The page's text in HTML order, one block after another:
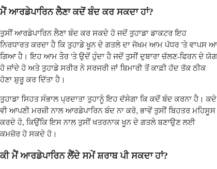
ਮੈਂ ਆਰਡੇਪਾਰਿਨ ਲੈਣਾ ਕਦੋਂ ਬੰਦ ਕਰ ਸਕਦਾ ਹਾਂ?
ਤੁਸੀਂ ਆਰਡੇਪਾਰਿਨ ਲੈਣਾ ਬੰਦ ਕਰ ਸਕਦੇ ਹੋ ਜਦੋਂ ਤੁਹਾਡਾ ਡਾਕਟਰ ਇਹ
ਨਿਰਧਾਰਤ ਕਰਦਾ ਹੈ ਕਿ ਤੁਹਾਡੇ ਖੂਨ ਦੇ ਗਤਲੇ ਦਾ ਜੋਖਮ ਆਮ ਪੱਧਰ 'ਤੇ ਵਾਪਸ ਆ
ਗਿਆ ਹੈ। ਇਹ ਆਮ ਤੌਰ 'ਤੇ ਉਦੋਂ ਹੁੰਦਾ ਹੈ ਜਦੋਂ ਤੁਸੀਂ ਦੁਬਾਰਾ ਚੱਲਣ-ਫਿਰਨ ਦੇ ਯੋਗ
ਹੋ ਜਾਂਦੇ ਹੋ ਅਤੇ ਤੁਹਾਡੇ ਸਰੀਰ ਨੇ ਸਰਜਰੀ ਜਾਂ ਬਿਮਾਰੀ ਤੋਂ ਕਾਫ਼ੀ ਹੱਦ ਤੱਕ ਠੀਕ
ਹੋਣਾ ਸ਼ੁਰੂ ਕਰ ਦਿੱਤਾ ਹੈ।
ਤੁਹਾਡਾ ਸਿਹਤ ਸੰਭਾਲ ਪ੍ਰਦਾਤਾ ਤੁਹਾਨੂੰ ਇਹ ਦੱਸੇਗਾ ਕਿ ਕਦੋਂ ਬੰਦ ਕਰਨਾ ਹੈ। ਕਦੇ
ਵੀ ਆਪਣੀ ਮਰਜ਼ੀ ਨਾਲ ਆਰਡੇਪਾਰਿਨ ਬੰਦ ਨਾ ਕਰੋ, ਭਾਵੇਂ ਤੁਸੀਂ ਬਿਹਤਰ ਮਹਿਸੂਸ
ਕਰਦੇ ਹੋ, ਕਿਉਂਕਿ ਇਸ ਨਾਲ ਤੁਸੀਂ ਖਤਰਨਾਕ ਖੂਨ ਦੇ ਗਤਲੇ ਬਣਾਉਣ ਲਈ
ਕਮਜ਼ੋਰ ਹੋ ਸਕਦੇ ਹੋ।
ਕੀ ਮੈਂ ਆਰਡੇਪਾਰਿਨ ਲੈਂਦੇ ਸਮੇਂ ਸ਼ਰਾਬ ਪੀ ਸਕਦਾ ਹਾਂ?